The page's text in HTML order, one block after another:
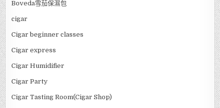
Boveda雪茄保濕包
cigar
Cigar beginner classes
Cigar express
Cigar Humidifier
Cigar Party
Cigar Tasting Room(Cigar Shop)